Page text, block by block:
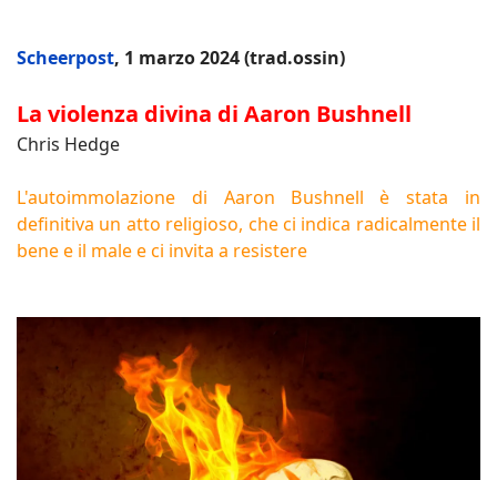
Scheerpost, 1 marzo 2024 (trad.ossin)
La violenza divina di Aaron Bushnell
Chris Hedge
L'autoimmolazione di Aaron Bushnell è stata in
definitiva un atto religioso, che ci indica radicalmente il
bene e il male e ci invita a resistere